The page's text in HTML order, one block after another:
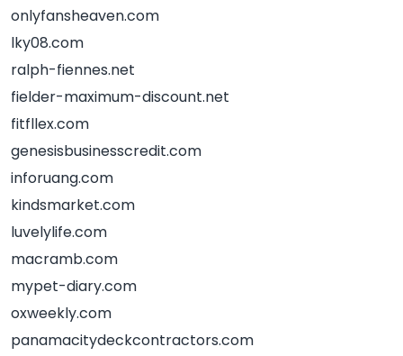
onlyfansheaven.com
lky08.com
ralph-fiennes.net
fielder-maximum-discount.net
fitfllex.com
genesisbusinesscredit.com
inforuang.com
kindsmarket.com
luvelylife.com
macramb.com
mypet-diary.com
oxweekly.com
panamacitydeckcontractors.com